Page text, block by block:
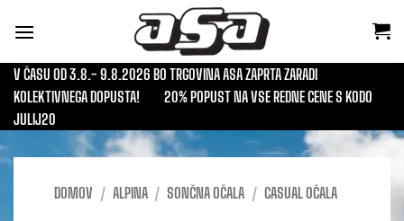
V ČASU OD 3.8.- 9.8.2026 BO TRGOVINA ASA ZAPRTA ZARADI
KOLEKTIVNEGA DOPUSTA!
20% POPUST NA VSE REDNE CENE S KODO
JULIJ20
DOMOV / ALPINA / SONČNA OČALA / CASUAL OČALA